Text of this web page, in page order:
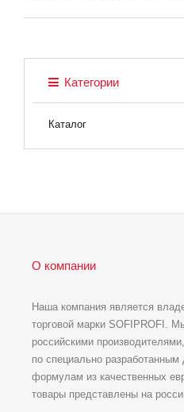
Категории
Каталог
О компании
Наша компания является
торговой марки SOFIPROFI.
российскими
по специально
формулам из качественных
товары представлены на